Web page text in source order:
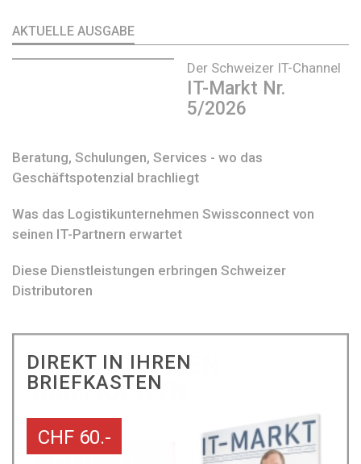
AKTUELLE AUSGABE
Der Schweizer IT-Channel
IT-Markt Nr.
5/2026
Beratung, Schulungen, Services - wo das
Geschäftspotenzial brachliegt
Was das Logistikunternehmen Swissconnect von
seinen IT-Partnern erwartet
Diese Dienstleistungen erbringen Schweizer
Distributoren
DIREKT IN IHREN
BRIEFKASTEN
CHF 60.-